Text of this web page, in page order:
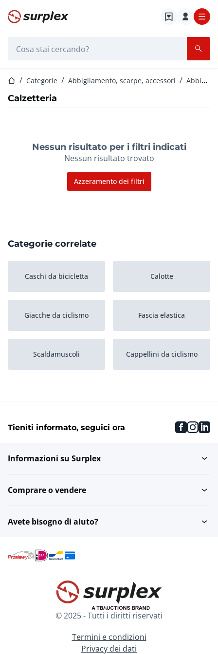
Home
Home Categorie Abbigliamento, scarpe, accessori Abbigliamento da ciclismo
Calzetteria
Nessun risultato per i filtri indicati
Nessun risultato trovato
Azzeramento dei filtri
Categorie correlate
Caschi da bicicletta Calotte
Giacche da ciclismo Fascia elastica
Scaldamuscoli Cappellini da ciclismo
Strati base Bandane
Ginocchiere
Sovrascarpe da ciclismo Calze da ciclismo
Tieniti informato, seguici ora
Informazioni su Surplex
Comprare o vendere
Avete bisogno di aiuto?
© 2025 - Tutti i diritti riservati
Termini e condizioni
Privacy dei dati